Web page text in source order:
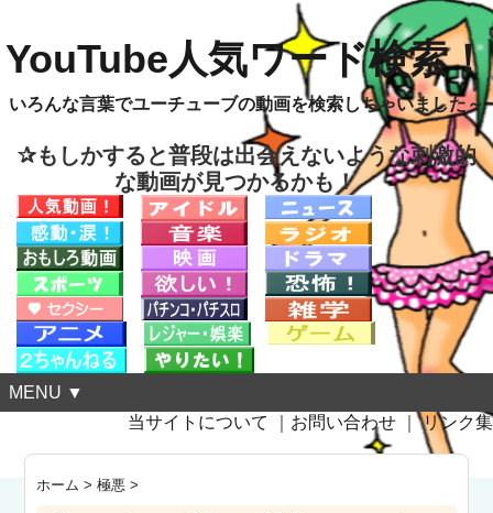
YouTube人気ワード検索！
いろんな言葉でユーチューブの動画を検索しちゃいました～
✰もしかすると普段は出会えないような刺激的
な動画が見つかるかも！
MENU ▼
当サイトについて
お問い合わせ ｜リンク集
ホーム >極悪 >